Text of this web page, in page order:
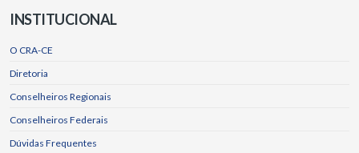
INSTITUCIONAL
O CRA-CE
Diretoria
Conselheiros Regionais
Conselheiros Federais
Dúvidas Frequentes